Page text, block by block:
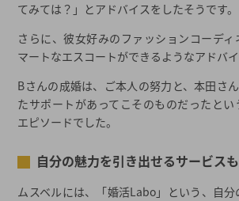
てみては？」とアドバイスをしたそうです。
さらに、彼女好みのファッションコーディ
マートなエスコートができるようなアドバイ
Bさんの成婚は、ご本人の努力と、本田さ
たサポートがあってこそのものだったとい
エピソードでした。
自分の魅力を引き出せるサービスも
ムスベルには、「婚活Labo」という、自